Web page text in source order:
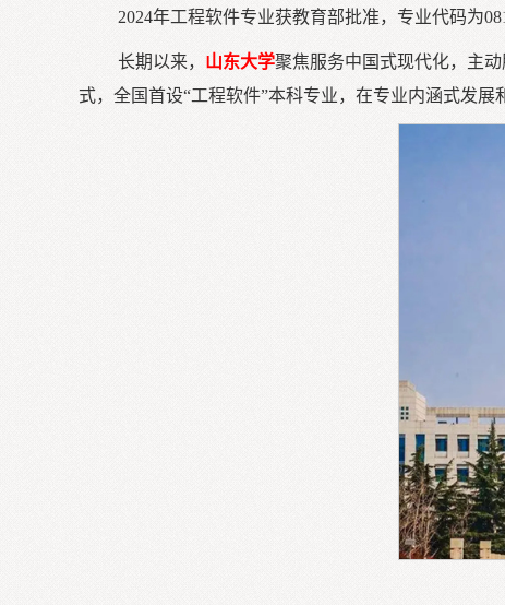
2024年工程软件专业获教育部批准，专业代码为
长期以来， 山东大学聚焦服务中国式现代化，主
式，全国首设“工程软件”本科专业，在专业内涵式发展